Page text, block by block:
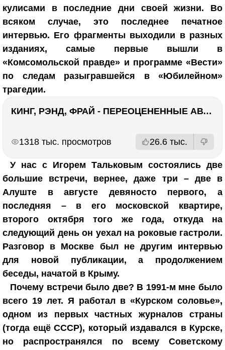
кулисами в последние дни своей жизни. Во
всяком случае, это последнее печатное
интервью. Его фрагменты выходили в разных
изданиях, самые первые вышли в
«Комсомольской правде» и программе «Вести»
по следам разыгравшейся в «Юбилейном»
трагедии.
КИНГ, РЭНД, ФРАЙ - ПЕРЕОЦЕНЕННЫЕ АВТОРЫ? ¯\_(ツ)_/¯
1318 тыс. просмотров 26.6 тыс.
У нас с Игорем Тальковым состоялись две
большие встречи, вернее, даже три – две в
Алуште в августе девяносто первого, а
последняя – в его московской квартире,
второго октября того же года, откуда на
следующий день он уехал на роковые гастроли.
Разговор в Москве был не другим интервью
для новой публикации, а продолжением
беседы, начатой в Крыму.
Почему встречи было две? В 1991-м мне было
всего 19 лет. Я работал в «Курском соловье»,
одном из первых частных журналов страны
(тогда ещё СССР), который издавался в Курске,
но распространялся по всему Советскому